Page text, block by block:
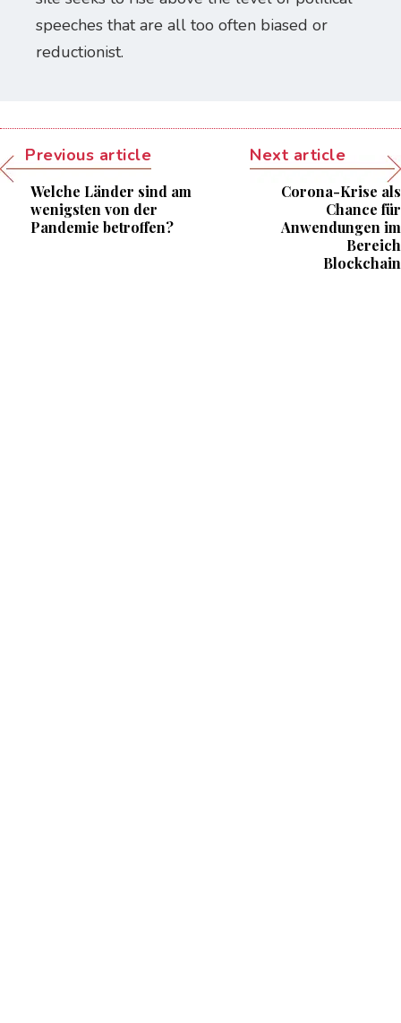
speeches that are all too often biased or
reductionist.
Previous article
Welche Länder sind am
wenigsten von der
Pandemie betroffen?
Next article
Corona-Krise als
Chance für
Anwendungen im
Bereich
Blockchain